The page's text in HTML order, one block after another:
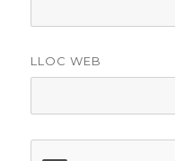
LLOC WEB